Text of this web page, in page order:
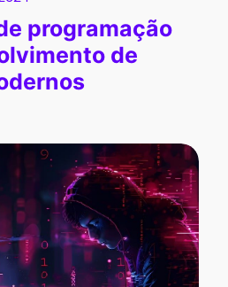
programação
de